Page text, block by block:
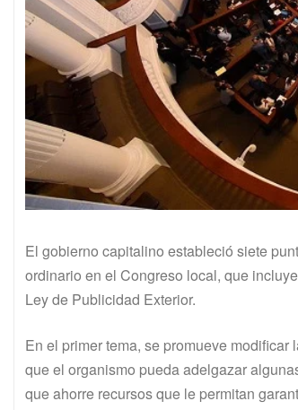
El gobierno capitalino estableció siete
ordinario en el Congreso local, que
Ley de Publicidad Exterior.
En el primer tema, se promueve
que el organismo pueda adelgazar
que ahorre recursos que le permitan